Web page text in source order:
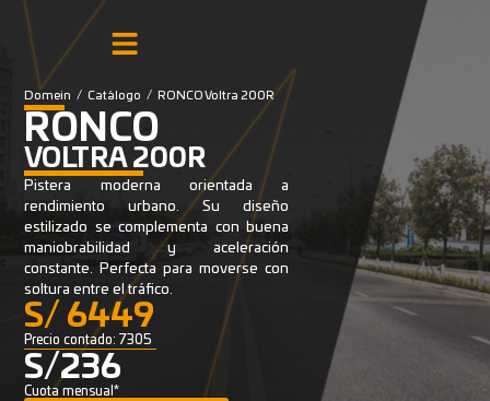
Domein / Catálogo / RONCO Voltra 200R
RONCO
VOLTRA 200R
Pistera moderna orientada a
rendimiento urbano. Su diseño
estilizado se complementa con buena
maniobrabilidad y aceleración
constante. Perfecta para moverse con
soltura entre el tráfico.
S/ 6449
Precio contado: 7305
S/236
Cuota mensual*